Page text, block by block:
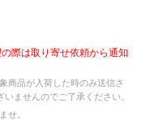
際は取り寄せ依頼から通知
商品が入荷した時のみ送信さ
ませんのでご了承ください。
せ。